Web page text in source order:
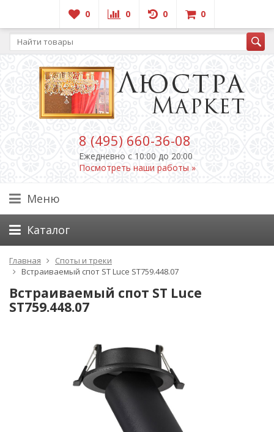
0 0 0 0
8 (495) 660-36-08
Ежедневно c 10:00 до 20:00
Посмотреть наши работы »
Меню
Каталог
Главная
Споты и треки
Встраиваемый спот ST Luce ST759.448.07
Встраиваемый спот ST Luce
ST759.448.07